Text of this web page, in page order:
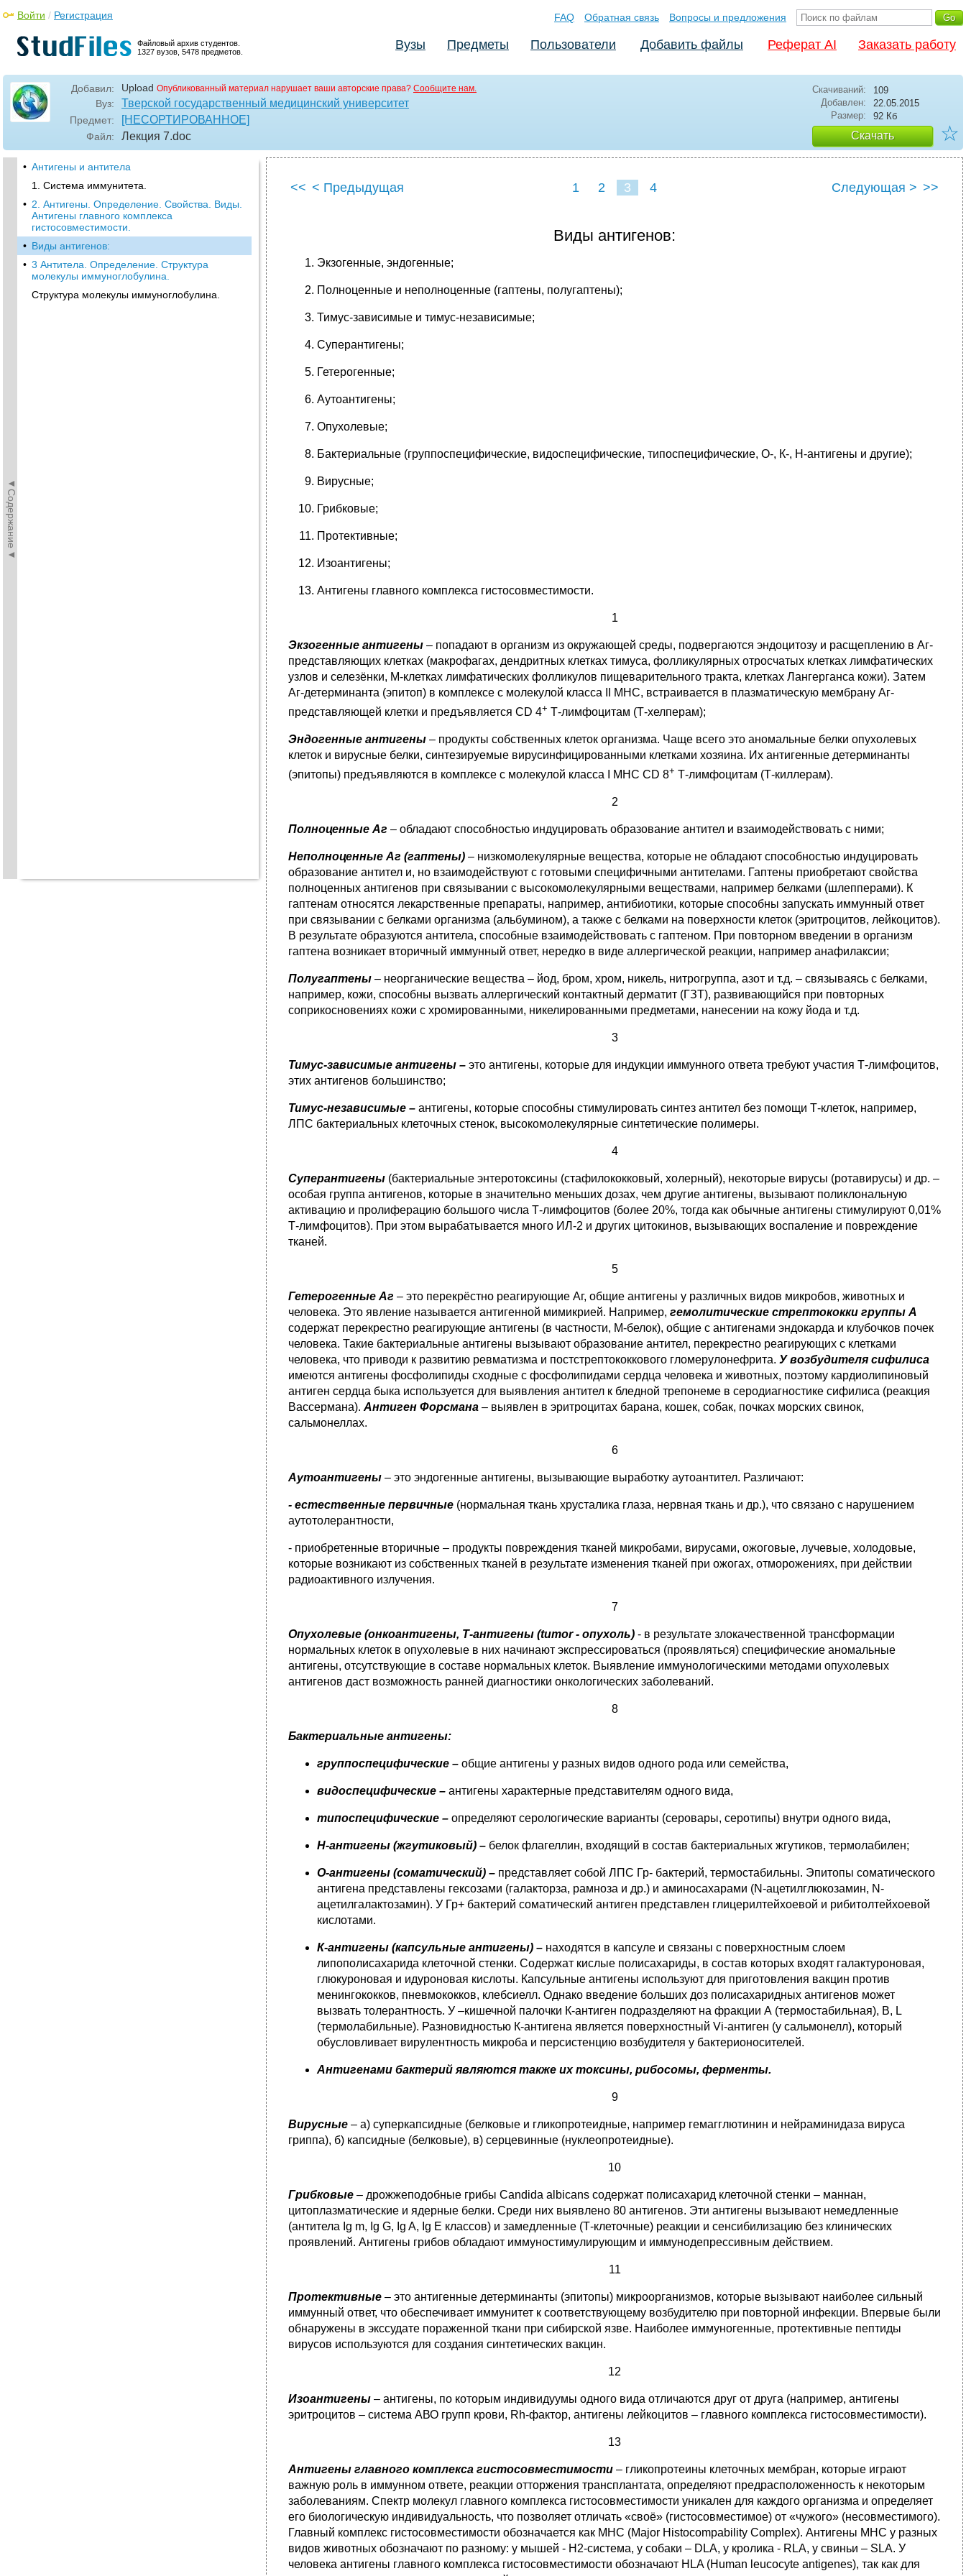
Файловый архив студентов.
1327 вузов, 5478 предметов.
Войти / Регистрация FAQ Обратная связь Вопросы и предложения
Вузы Предметы Пользователи Добавить файлы Реферат AI Заказать работу
Добавил: Upload Опубликованный материал нарушает ваши авторские права? Сообщите нам.
Вуз: Тверской государственный медицинский университет
Предмет: [НЕСОРТИРОВАННОЕ]
Файл: Лекция 7.doc
Скачиваний:
109
Добавлен:
22.05.2015
Размер:
92 Кб
Скачать ☆
◄Содержание◄
• Антигены и антитела
1. Система иммунитета.
• 2. Антигены. Определение. Свойства. Виды.
Антигены главного комплекса
гистосовместимости.
• Виды антигенов:
• 3 Антитела. Определение. Структура
молекулы иммуноглобулина.
Структура молекулы иммуноглобулина.
<< < Предыдущая 1 2 3 4 Следующая > >>
Виды антигенов:
Экзогенные, эндогенные;
Полноценные и неполноценные (гаптены, полугаптены);
Тимус-зависимые и тимус-независимые;
Суперантигены;
Гетерогенные;
Аутоантигены;
Опухолевые;
Бактериальные (группоспецифические, видоспецифические, типоспецифические, О-, К-, Н-антигены и другие);
Вирусные;
Грибковые;
Протективные;
Изоантигены;
Антигены главного комплекса гистосовместимости.
1
Экзогенные антигены – попадают в организм из окружающей среды, подвергаются эндоцитозу и расщеплению в Аг-
представляющих клетках (макрофагах, дендритных клетках тимуса, фолликулярных отросчатых клетках лимфатических
узлов и селезёнки, М-клетках лимфатических фолликулов пищеварительного тракта, клетках Лангерганса кожи). Затем
Аг-детерминанта (эпитоп) в комплексе с молекулой класса II МНС, встраивается в плазматическую мембрану Аг-
представляющей клетки и предъявляется CD 4+ Т-лимфоцитам (Т-хелперам);
Эндогенные антигены – продукты собственных клеток организма. Чаще всего это аномальные белки опухолевых
клеток и вирусные белки, синтезируемые вирусинфицированными клетками хозяина. Их антигенные детерминанты
(эпитопы) предъявляются в комплексе с молекулой класса I МНС CD 8+ Т-лимфоцитам (Т-киллерам).
2
Полноценные Аг – обладают способностью индуцировать образование антител и взаимодействовать с ними;
Неполноценные Аг (гаптены) – низкомолекулярные вещества, которые не обладают способностью индуцировать
образование антител и, но взаимодействуют с готовыми специфичными антителами. Гаптены приобретают свойства
полноценных антигенов при связывании с высокомолекулярными веществами, например белками (шлепперами). К
гаптенам относятся лекарственные препараты, например, антибиотики, которые способны запускать иммунный ответ
при связывании с белками организма (альбумином), а также с белками на поверхности клеток (эритроцитов, лейкоцитов).
В результате образуются антитела, способные взаимодействовать с гаптеном. При повторном введении в организм
гаптена возникает вторичный иммунный ответ, нередко в виде аллергической реакции, например анафилаксии;
Полугаптены – неорганические вещества – йод, бром, хром, никель, нитрогруппа, азот и т.д. – связываясь с белками,
например, кожи, способны вызвать аллергический контактный дерматит (ГЗТ), развивающийся при повторных
соприкосновениях кожи с хромированными, никелированными предметами, нанесении на кожу йода и т.д.
3
Тимус-зависимые антигены – это антигены, которые для индукции иммунного ответа требуют участия Т-лимфоцитов,
этих антигенов большинство;
Тимус-независимые – антигены, которые способны стимулировать синтез антител без помощи Т-клеток, например,
ЛПС бактериальных клеточных стенок, высокомолекулярные синтетические полимеры.
4
Суперантигены (бактериальные энтеротоксины (стафилококковый, холерный), некоторые вирусы (ротавирусы) и др. –
особая группа антигенов, которые в значительно меньших дозах, чем другие антигены, вызывают поликлональную
активацию и пролиферацию большого числа Т-лимфоцитов (более 20%, тогда как обычные антигены стимулируют 0,01%
Т-лимфоцитов). При этом вырабатывается много ИЛ-2 и других цитокинов, вызывающих воспаление и повреждение
тканей.
5
Гетерогенные Аг – это перекрёстно реагирующие Аг, общие антигены у различных видов микробов, животных и
человека. Это явление называется антигенной мимикрией. Например, гемолитические стрептококки группы А
содержат перекрестно реагирующие антигены (в частности, М-белок), общие с антигенами эндокарда и клубочков почек
человека. Такие бактериальные антигены вызывают образование антител, перекрестно реагирующих с клетками
человека, что приводи к развитию ревматизма и постстрептококкового гломерулонефрита. У возбудителя сифилиса
имеются антигены фосфолипиды сходные с фосфолипидами сердца человека и животных, поэтому кардиолипиновый
антиген сердца быка используется для выявления антител к бледной трепонеме в серодиагностике сифилиса (реакция
Вассермана). Антиген Форсмана – выявлен в эритроцитах барана, кошек, собак, почках морских свинок,
сальмонеллах.
6
Аутоантигены – это эндогенные антигены, вызывающие выработку аутоантител. Различают:
- естественные первичные (нормальная ткань хрусталика глаза, нервная ткань и др.), что связано с нарушением
аутотолерантности,
- приобретенные вторичные – продукты повреждения тканей микробами, вирусами, ожоговые, лучевые, холодовые,
которые возникают из собственных тканей в результате изменения тканей при ожогах, отморожениях, при действии
радиоактивного излучения.
7
Опухолевые (онкоантигены, Т-антигены (tumor - опухоль) - в результате злокачественной трансформации
нормальных клеток в опухолевые в них начинают экспрессироваться (проявляться) специфические аномальные
антигены, отсутствующие в составе нормальных клеток. Выявление иммунологическими методами опухолевых
антигенов даст возможность ранней диагностики онкологических заболеваний.
8
Бактериальные антигены:
группоспецифические – общие антигены у разных видов одного рода или семейства,
видоспецифические – антигены характерные представителям одного вида,
типоспецифические – определяют серологические варианты (серовары, серотипы) внутри одного вида,
Н-антигены (жгутиковый) – белок флагеллин, входящий в состав бактериальных жгутиков, термолабилен;
О-антигены (соматический) – представляет собой ЛПС Гр- бактерий, термостабильны. Эпитопы соматического
антигена представлены гексозами (галакторза, рамноза и др.) и аминосахарами (N-ацетилглюкозамин, N-
ацетилгалактозамин). У Гр+ бактерий соматический антиген представлен глицерилтейхоевой и рибитолтейхоевой
кислотами.
К-антигены (капсульные антигены) – находятся в капсуле и связаны с поверхностным слоем
липополисахарида клеточной стенки. Содержат кислые полисахариды, в состав которых входят галактуроновая,
глюкуроновая и идуроновая кислоты. Капсульные антигены используют для приготовления вакцин против
менингококков, пневмококков, клебсиелл. Однако введение больших доз полисахаридных антигенов может
вызвать толерантность. У –кишечной палочки К-антиген подразделяют на фракции А (термостабильная), В, L
(термолабильные). Разновидностью К-антигена является поверхностный Vi-антиген (у сальмонелл), который
обусловливает вирулентность микроба и персистенцию возбудителя у бактерионосителей.
Антигенами бактерий являются также их токсины, рибосомы, ферменты.
9
Вирусные – а) суперкапсидные (белковые и гликопротеидные, например гемагглютинин и нейраминидаза вируса
гриппа), б) капсидные (белковые), в) серцевинные (нуклеопротеидные).
10
Грибковые – дрожжеподобные грибы Candida albicans содержат полисахарид клеточной стенки – маннан,
цитоплазматические и ядерные белки. Среди них выявлено 80 антигенов. Эти антигены вызывают немедленные
(антитела Ig m, Ig G, Ig A, Ig E классов) и замедленные (Т-клеточные) реакции и сенсибилизацию без клинических
проявлений. Антигены грибов обладают иммуностимулирующим и иммунодепрессивным действием.
11
Протективные – это антигенные детерминанты (эпитопы) микроорганизмов, которые вызывают наиболее сильный
иммунный ответ, что обеспечивает иммунитет к соответствующему возбудителю при повторной инфекции. Впервые были
обнаружены в экссудате пораженной ткани при сибирской язве. Наиболее иммуногенные, протективные пептиды
вирусов используются для создания синтетических вакцин.
12
Изоантигены – антигены, по которым индивидуумы одного вида отличаются друг от друга (например, антигены
эритроцитов – система АВО групп крови, Rh-фактор, антигены лейкоцитов – главного комплекса гистосовместимости).
13
Антигены главного комплекса гистосовместимости – гликопротеины клеточных мембран, которые играют
важную роль в иммунном ответе, реакции отторжения трансплантата, определяют предрасположенность к некоторым
заболеваниям. Спектр молекул главного комплекса гистосовместимости уникален для каждого организма и определяет
его биологическую индивидуальность, что позволяет отличать «своё» (гистосовместимое) от «чужого» (несовместимого).
Главный комплекс гистосовместимости обозначается как МНС (Major Histocompability Complex). Антигены МНС у разных
видов животных обозначают по разному: у мышей - Н2-система, у собаки – DLA, у кролика - RLA, у свиньи – SLA. У
человека антигены главного комплекса гистосовместимости обозначают HLA (Human leucocyte antigenes), так как для